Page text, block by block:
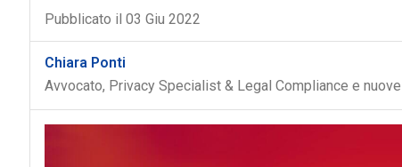
Pubblicato il 03 Giu 2022
Chiara Ponti
Avvocato, Privacy Specialist & Legal Compliance e